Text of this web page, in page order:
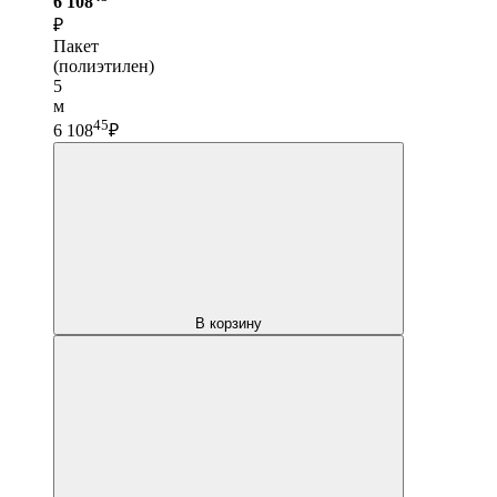
₽
Пакет
(полиэтилен)
5
м
6 10845₽
В корзину